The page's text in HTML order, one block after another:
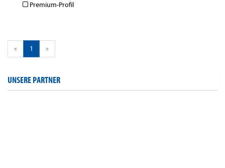
Premium-Profil
« 1 »
UNSERE PARTNER